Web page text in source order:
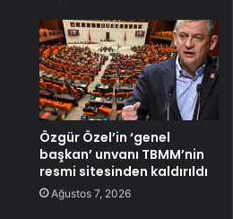
Özgür Özel’in ‘genel
başkan’ unvanı TBMM’nin
resmi sitesinden kaldırıldı
Ağustos 7, 2026